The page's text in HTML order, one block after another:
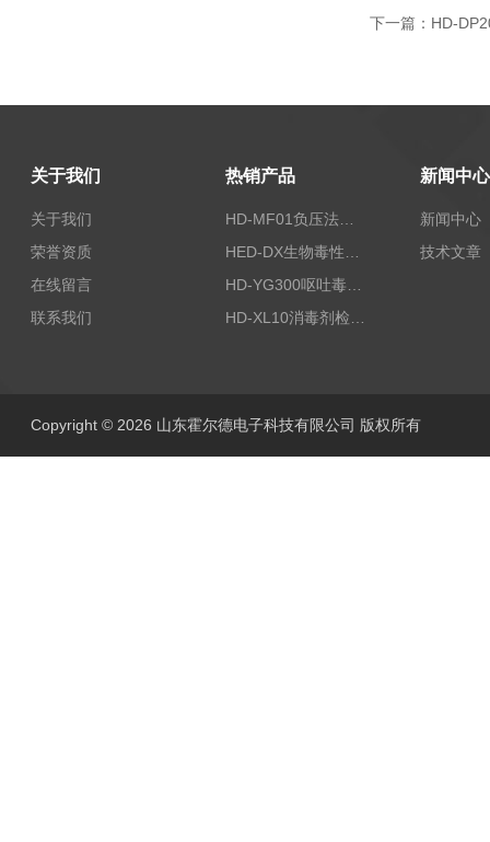
下一篇： HD-
关于我们
关于我们
荣誉资质
在线留言
联系我们
热销产品
HD-MF01负压法密封性测试仪
新闻中心
新闻中心
技术文章
Copyright © 2026 山东霍尔德电子科技有限公司 版权所有